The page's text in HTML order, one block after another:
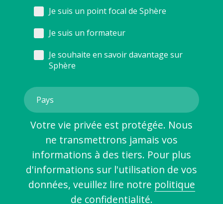
Je suis un point focal de Sphère
Je suis un formateur
Je souhaite en savoir davantage sur
Sphère
Votre vie privée est protégée. Nous
ne transmettrons jamais vos
informations à des tiers. Pour plus
d'informations sur l'utilisation de vos
données, veuillez lire notre politique
de confidentialité.